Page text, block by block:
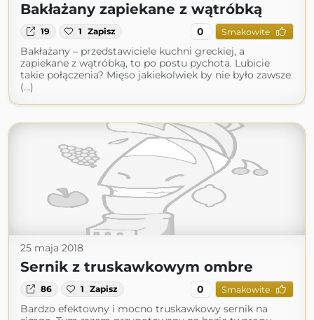
Bakłażany zapiekane z wątróbką
19 1 Zapisz 0 Smakowite
Bakłażany – przedstawiciele kuchni greckiej, a
zapiekane z wątróbką, to po postu pychota. Lubicie
takie połączenia? Mięso jakiekolwiek by nie było zawsze
(...)
25 maja 2018
Sernik z truskawkowym ombre
86 1 Zapisz 0 Smakowite
Bardzo efektowny i mocno truskawkowy sernik na